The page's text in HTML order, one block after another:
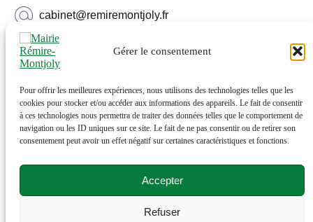
Gérer le consentement
Pour offrir les meilleures expériences, nous utilisons des technologies telles que les
cookies pour stocker et/ou accéder aux informations des appareils. Le fait de consentir
à ces technologies nous permettra de traiter des données telles que le comportement de
navigation ou les ID uniques sur ce site. Le fait de ne pas consentir ou de retirer son
consentement peut avoir un effet négatif sur certaines caractéristiques et fonctions.
Accepter
Refuser
cabinet@remiremontjoly.fr
Newsletter
Inscrivez-vous à notre Newsletter pour recevoir des
nouvelles de votre commune.